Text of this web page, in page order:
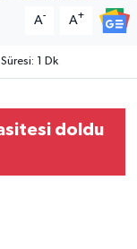
A- A+
1 Dk
doldu